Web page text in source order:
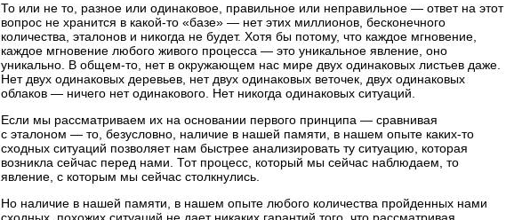
То или не то, разное или одинаковое, правильное или неправильное — ответ на этот
вопрос не хранится в какой-то «базе» — нет этих миллионов, бесконечного
количества, эталонов и никогда не будет. Хотя бы потому, что каждое мгновение,
каждое мгновение любого живого процесса — это уникальное явление, оно
уникально. В общем-то, нет в окружающем нас мире двух одинаковых листьев даже.
Нет двух одинаковых деревьев, нет двух одинаковых веточек, двух одинаковых
облаков — ничего нет одинакового. Нет никогда одинаковых ситуаций.
Если мы рассматриваем их на основании первого принципа — сравнивая
с эталоном — то, безусловно, наличие в нашей памяти, в нашем опыте каких-то
сходных ситуаций позволяет нам быстрее анализировать ту ситуацию, которая
возникла сейчас перед нами. Тот процесс, который мы сейчас наблюдаем, то
явление, с которым мы сейчас столкнулись.
Но наличие в нашей памяти, в нашем опыте любого количества пройденных нами